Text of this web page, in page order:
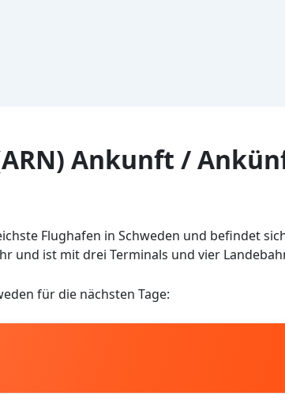
Ankunft /
Flughafen in Schweden und befindet
ist mit drei Terminals und vier
für die nächsten Tage: